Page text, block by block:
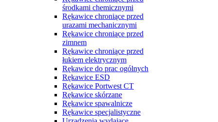
środkami chemicznymi
Rękawice chroniące przed
urazami mechanicznymi
Rękawice chroniące przed
zimnem
Rękawice chroniące przed
łukiem elektrycznym
Rękawice do prac ogólnych
Rękawice ESD
Rękawice Portwest CT
Rękawice skórzane
Rękawice spawalnicze
Rękawice specjalistyczne